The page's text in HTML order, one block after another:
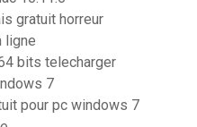
gratuit horreur
ligne
bits telecharger
7
pour pc windows 7